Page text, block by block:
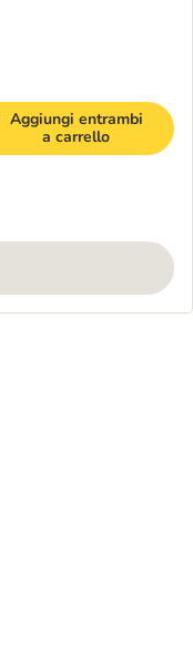
Aggiungi entrambi
a carrello